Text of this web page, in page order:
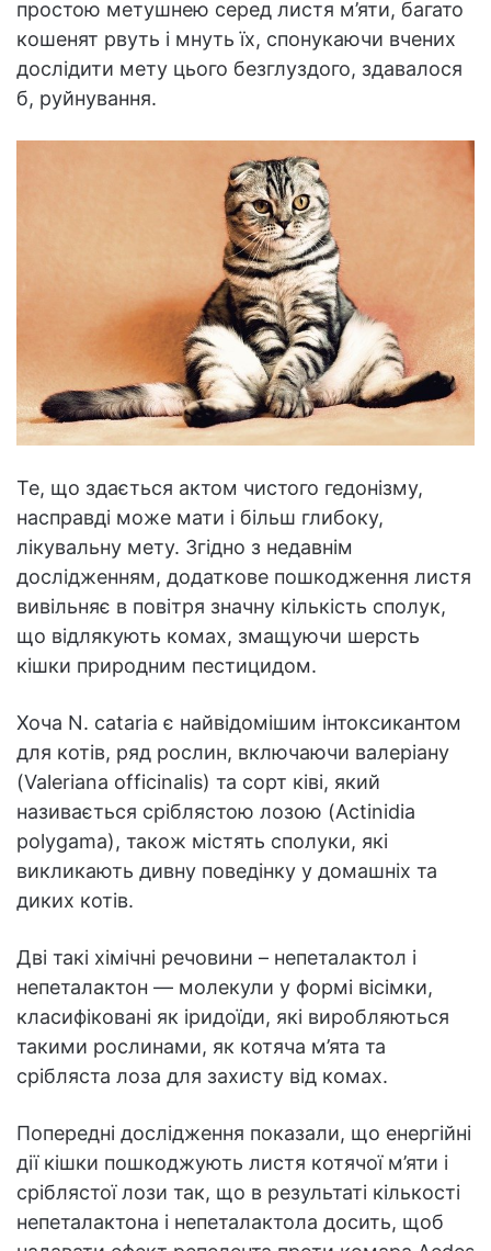
простою метушнею серед листя м’яти, багато
кошенят рвуть і мнуть їх, спонукаючи вчених
дослідити мету цього безглуздого, здавалося
б, руйнування.
Те, що здається актом чистого гедонізму,
насправді може мати і більш глибоку,
лікувальну мету. Згідно з недавнім
дослідженням, додаткове пошкодження листя
вивільняє в повітря значну кількість сполук,
що відлякують комах, змащуючи шерсть
кішки природним пестицидом.
Хоча N. cataria є найвідомішим інтоксикантом
для котів, ряд рослин, включаючи валеріану
(Valeriana officinalis) та сорт ківі, який
називається сріблястою лозою (Actinidia
polygama), також містять сполуки, які
викликають дивну поведінку у домашніх та
диких котів.
Дві такі хімічні речовини – непеталактол і
непеталактон — молекули у формі вісімки,
класифіковані як іридоїди, які виробляються
такими рослинами, як котяча м’ята та
срібляста лоза для захисту від комах.
Попередні дослідження показали, що енергійні
дії кішки пошкоджують листя котячої м’яти і
сріблястої лози так, що в результаті кількості
непеталактона і непеталактола досить, щоб